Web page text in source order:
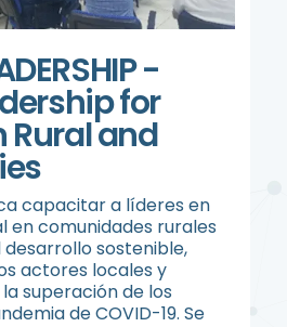
-
for
Rural and
capacitar a líderes en
en comunidades rurales
sostenible,
actores locales y
superación de los
de COVID-19. Se